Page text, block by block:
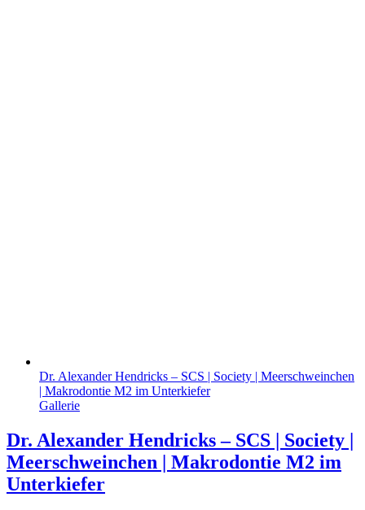
Dr. Alexander Hendricks – SCS | Society | Meerschweinchen
| Makrodontie M2 im Unterkiefer
Gallerie
Dr. Alexander Hendricks – SCS | Society |
Meerschweinchen | Makrodontie M2 im
Unterkiefer